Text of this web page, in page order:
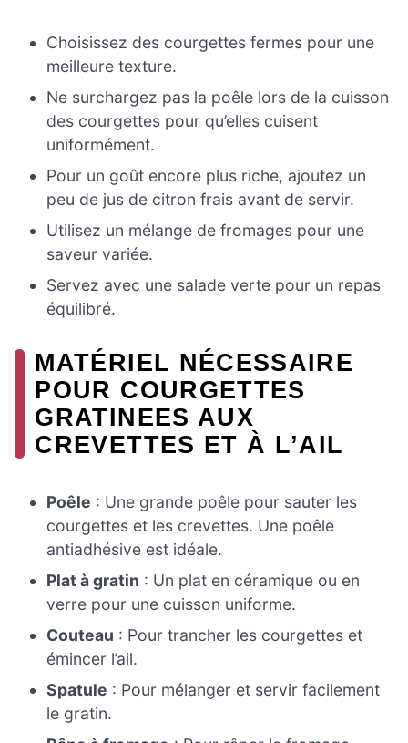
Choisissez des courgettes fermes pour une
meilleure texture.
Ne surchargez pas la poêle lors de la cuisson
des courgettes pour qu’elles cuisent
uniformément.
Pour un goût encore plus riche, ajoutez un
peu de jus de citron frais avant de servir.
Utilisez un mélange de fromages pour une
saveur variée.
Servez avec une salade verte pour un repas
équilibré.
MATÉRIEL NÉCESSAIRE
POUR COURGETTES
GRATINEES AUX
CREVETTES ET À L’AIL
Poêle : Une grande poêle pour sauter les
courgettes et les crevettes. Une poêle
antiadhésive est idéale.
Plat à gratin : Un plat en céramique ou en
verre pour une cuisson uniforme.
Couteau : Pour trancher les courgettes et
émincer l’ail.
Spatule : Pour mélanger et servir facilement
le gratin.